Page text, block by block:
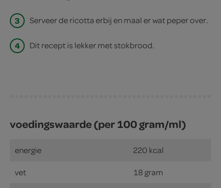
3 Serveer de ricotta erbij en maal er wat peper over.
4 Dit recept is lekker met stokbrood.
voedingswaarde (per 100 gram/ml)
energie 220 kcal
vet 18 gram